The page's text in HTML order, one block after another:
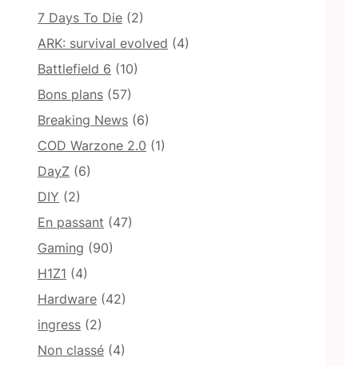
7 Days To Die (2)
ARK: survival evolved (4)
Battlefield 6 (10)
Bons plans (57)
Breaking News (6)
COD Warzone 2.0 (1)
DayZ (6)
DIY (2)
En passant (47)
Gaming (90)
H1Z1 (4)
Hardware (42)
ingress (2)
Non classé (4)